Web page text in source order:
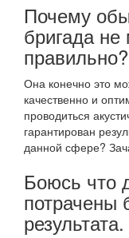
Почему
бригада
правильно?
Она конечно это
качественно и
проводиться
гарантирован
данной сфере?
Боюсь что
потрачены
результата.